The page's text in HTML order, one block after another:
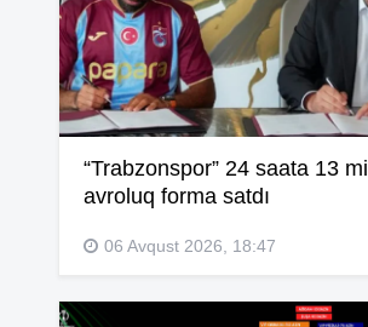
“Trabzonspor” 24 saata 13
avroluq forma satdı
06 Avqust 2026, 18:47